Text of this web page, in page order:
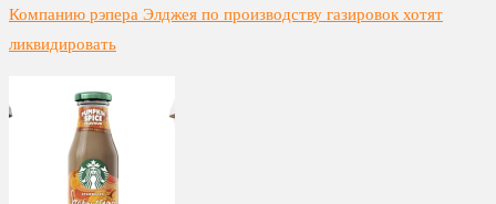
Компанию рэпера Элджея по производству газировок хотят
ликвидировать